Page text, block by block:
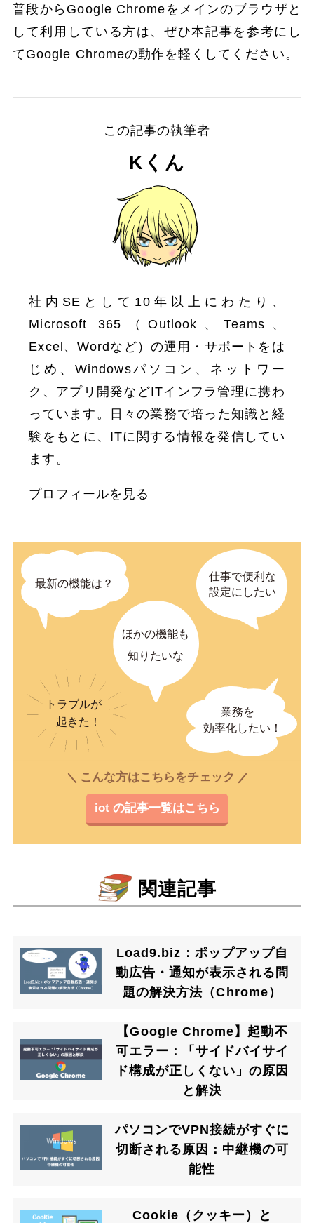
普段からGoogle Chromeをメインのブラウザと
して利用している方は、ぜひ本記事を参考にし
てGoogle Chromeの動作を軽くしてください。
この記事の執筆者
Kくん
社内SEとして10年以上にわたり、
Microsoft 365（Outlook、Teams、
Excel、Wordなど）の運用・サポートをは
じめ、Windowsパソコン、ネットワー
ク、アプリ開発などITインフラ管理に携わ
っています。日々の業務で培った知識と経
験をもとに、ITに関する情報を発信してい
ます。
プロフィールを見る
こんな方はこちらをチェック
iot の記事一覧はこちら
関連記事
Load9.biz：ポップアップ自
動広告・通知が表示される問
題の解決方法（Chrome）
【Google Chrome】起動不
可エラー：「サイドバイサイ
ド構成が正しくない」の原因
と解決
パソコンでVPN接続がすぐに
切断される原因：中継機の可
能性
Cookie（クッキー）と